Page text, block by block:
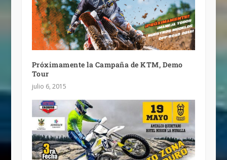
Próximamente la Campaña de KTM, Demo
Tour
julio 6, 2015